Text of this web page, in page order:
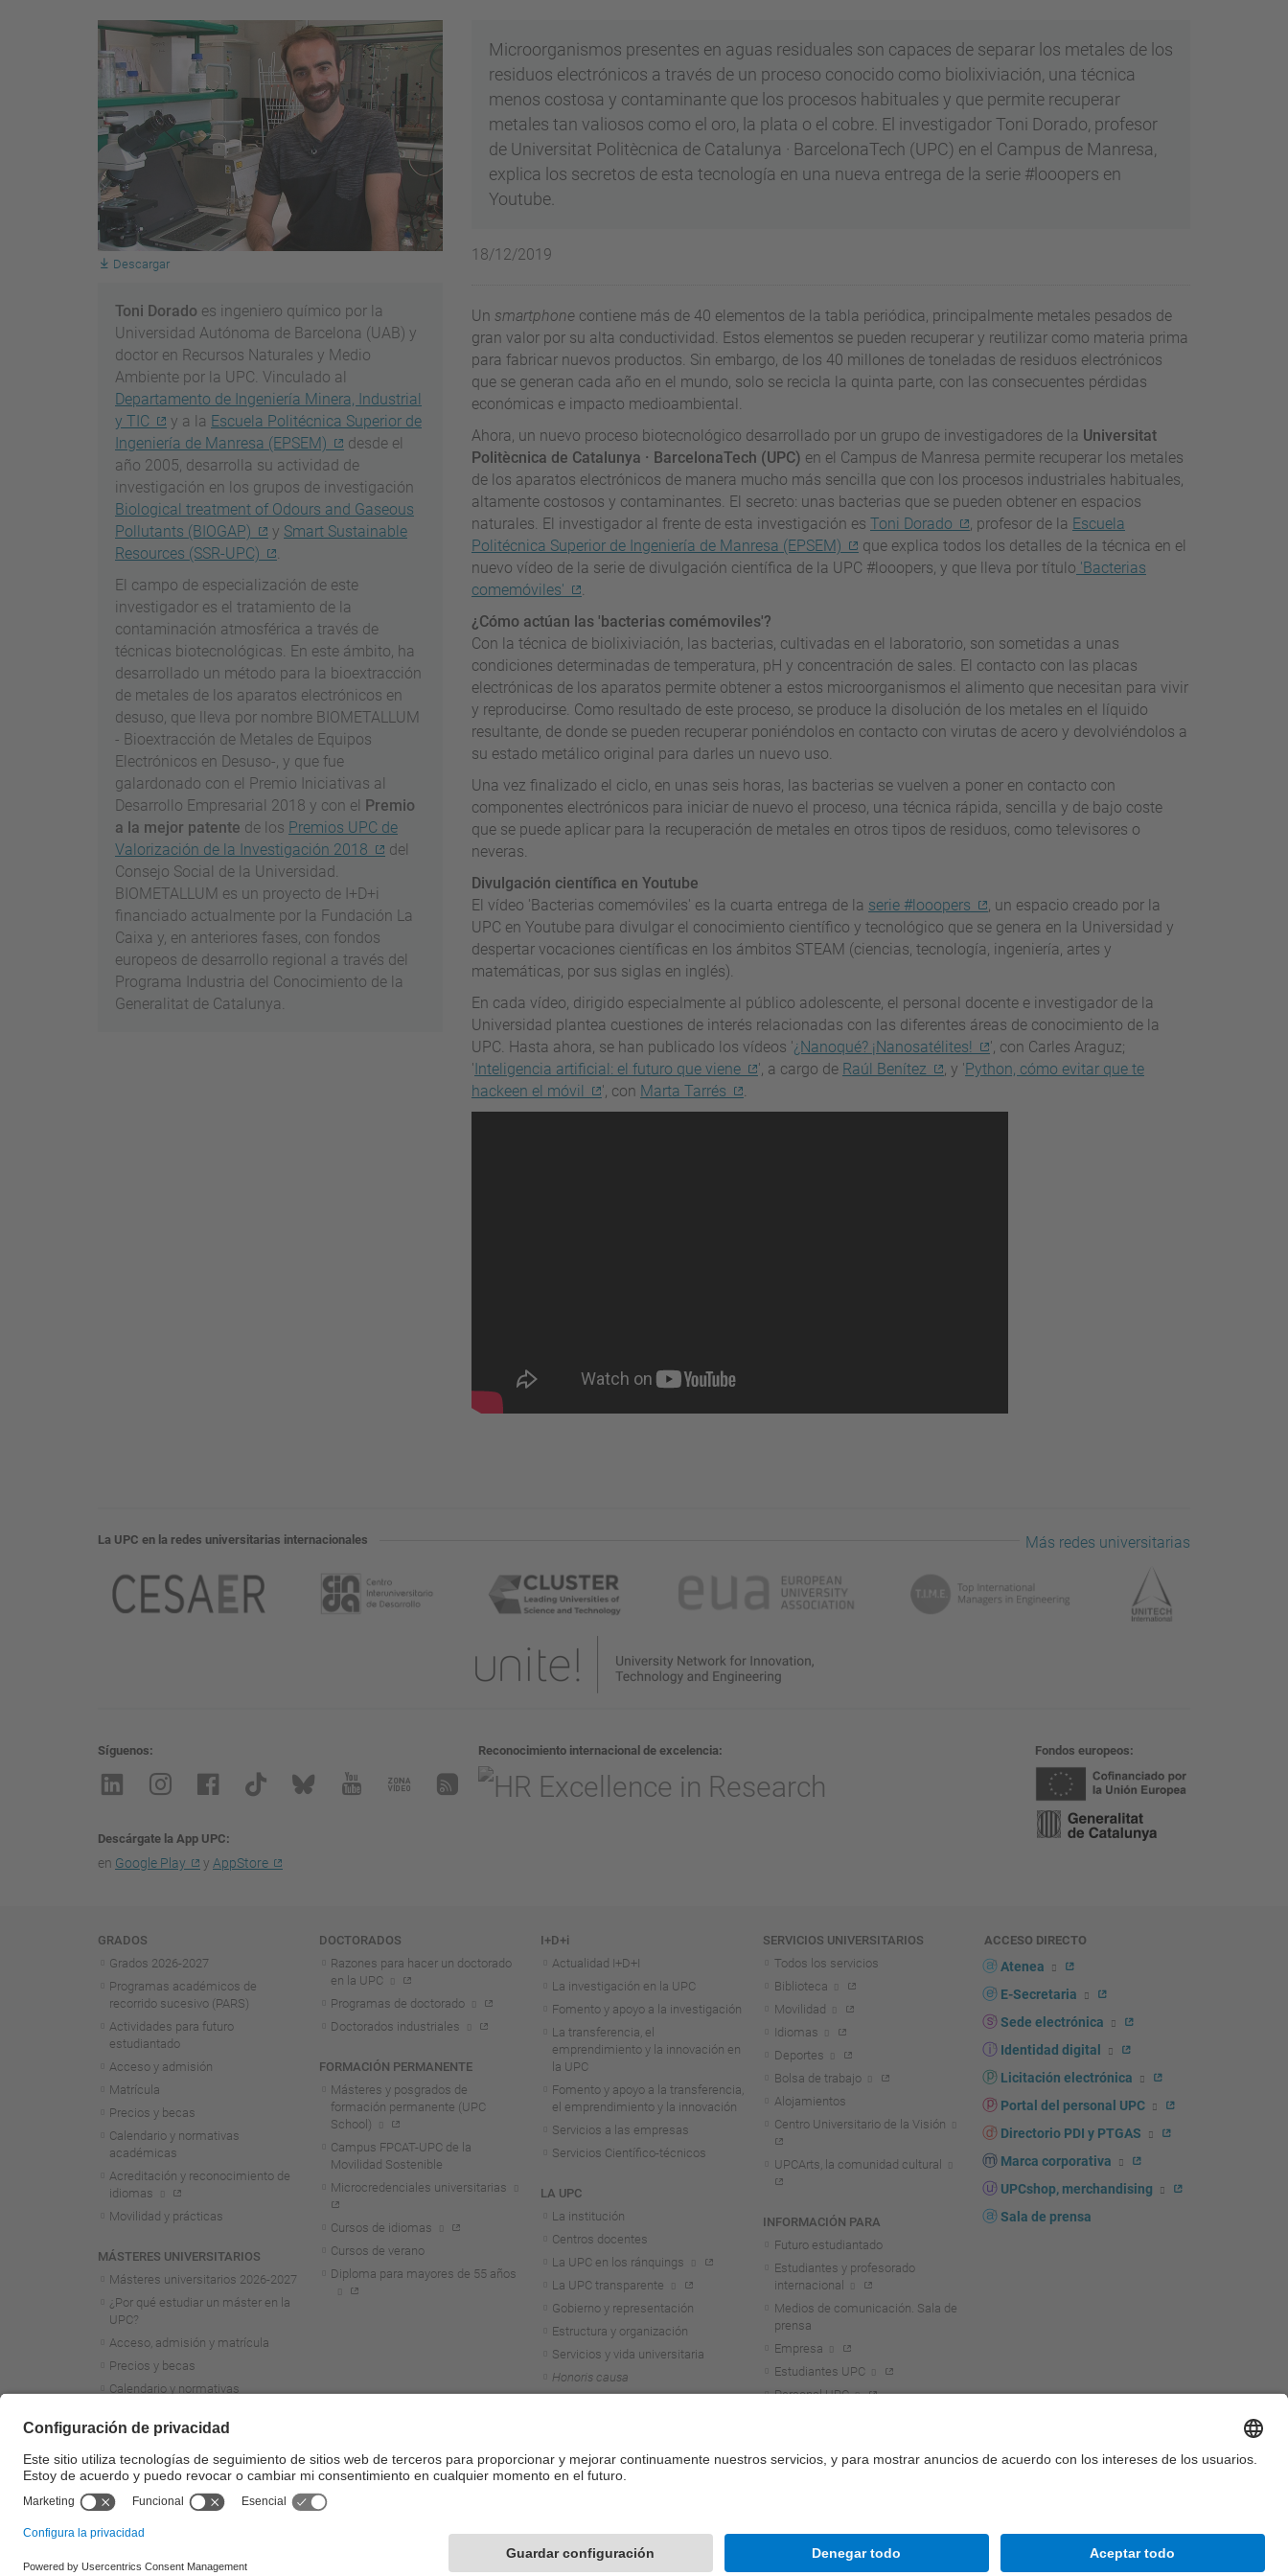
Descargar
Toni Dorado es ingeniero químico por la
Universidad Autónoma de Barcelona (UAB) y
doctor en Recursos Naturales y Medio
Ambiente por la UPC. Vinculado al
Departamento de Ingeniería Minera, Industrial
y TIC
y a la Escuela Politécnica Superior de
Ingeniería de Manresa (EPSEM)
desde el
año 2005, desarrolla su actividad de
investigación en los grupos de investigación
Biological treatment of Odours and Gaseous
Pollutants (BIOGAP)
y Smart Sustainable
Resources (SSR-UPC)
El campo de especialización de este
investigador es el tratamiento de la
contaminación atmosférica a través de
técnicas biotecnológicas. En este ámbito, ha
desarrollado un método para la bioextracción
de metales de los aparatos electrónicos en
desuso, que lleva por nombre BIOMETALLUM
- Bioextracción de Metales de Equipos
Electrónicos en Desuso-, y que fue
galardonado con el Premio Iniciativas al
Desarrollo Empresarial 2018 y con el Premio
a la mejor patente de los Premios UPC de
Valorización de la Investigación 2018
del
Consejo Social de la Universidad.
BIOMETALLUM es un proyecto de I+D+i
financiado actualmente por la Fundación La
Caixa y, en anteriores fases, con fondos
europeos de desarrollo regional a través del
Programa Industria del Conocimiento de la
Generalitat de Catalunya.
Microorganismos presentes en aguas residuales son capaces de separar los metales de los
residuos electrónicos a través de un proceso conocido como biolixiviación, una técnica
menos costosa y contaminante que los procesos habituales y que permite recuperar
metales tan valiosos como el oro, la plata o el cobre. El investigador Toni Dorado, profesor
de Universitat Politècnica de Catalunya · BarcelonaTech (UPC) en el Campus de Manresa,
explica los secretos de esta tecnología en una nueva entrega de la serie #looopers en
Youtube.
18/12/2019
Un smartphonecontiene más de 40 elementos de la tabla periódica, principalmente metales pesados de
gran valor por su alta conductividad. Estos elementos se pueden recuperar y reutilizar como materia prima
para fabricar nuevos productos. Sin embargo, de los 40 millones de toneladas de residuos electrónicos
que se generan cada año en el mundo, solo se recicla la quinta parte, con las consecuentes pérdidas
económicas e impacto medioambiental.
Ahora, un nuevo proceso biotecnológico desarrollado por un grupo de investigadores de la Universitat
Politècnica de Catalunya · BarcelonaTech (UPC) en el Campus de Manresa permite recuperar los metales
de los aparatos electrónicos de manera mucho más sencilla que con los procesos industriales habituales,
altamente costosos y contaminantes. El secreto: unas bacterias que se pueden obtener en espacios
naturales. El investigador al frente de esta investigación es Toni Dorado , profesor de la Escuela
Politécnica Superior de Ingeniería de Manresa (EPSEM)
que explica todos los detalles de la técnica en el
nuevo vídeo de la serie de divulgación científica de la UPC #looopers, y que lleva por título 'Bacterias
comemóviles'
.
¿Cómo actúan las 'bacterias comémoviles'?
Con la técnica de biolixiviación, las bacterias, cultivadas en el laboratorio, son sometidas a unas
condiciones determinadas de temperatura, pH y concentración de sales. El contacto con las placas
electrónicas de los aparatos permite obtener a estos microorganismos el alimento que necesitan para vivir
y reproducirse. Como resultado de este proceso, se produce la disolución de los metales en el líquido
resultante, de donde se pueden recuperar poniéndolos en contacto con virutas de acero y devolviéndolos a
su estado metálico original para darles un nuevo uso.
Una vez finalizado el ciclo, en unas seis horas, las bacterias se vuelven a poner en contacto con
componentes electrónicos para iniciar de nuevo el proceso, una técnica rápida, sencilla y de bajo coste
que se puede aplicar para la recuperación de metales en otros tipos de residuos, como televisores o
neveras.
Divulgación científica en Youtube
El vídeo 'Bacterias comemóviles' es la cuarta entrega de la serie #looopers
, un espacio creado por la
UPC en Youtube para divulgar el conocimiento científico y tecnológico que se genera en la Universidad y
despertar vocaciones científicas en los ámbitos STEAM (ciencias, tecnología, ingeniería, artes y
matemáticas, por sus siglas en inglés).
En cada vídeo, dirigido especialmente al público adolescente, el personal docente e investigador de la
Universidad plantea cuestiones de interés relacionadas con las diferentes áreas de conocimiento de la
UPC. Hasta ahora, se han publicado los vídeos '¿Nanoqué? ¡Nanosatélites!
', con Carles Araguz;
' Inteligencia artificial: el futuro que viene ', a cargo de Raúl Benítez , y 'Python, cómo evitar que te
hackeen el móvil
', con Marta Tarrés .
La UPC en la redes universitarias internacionales Más redes universitarias
Síguenos
Descárgate la App UPC
en Google Play y AppStore
Reconocimiento internacional de excelencia Fondos europeos
Navegación
GRADOS
Grados 2026-2027
Programas académicos de
recorrido sucesivo (PARS)
Actividades para futuro
estudiantado
Acceso y admisión
Matrícula
Precios y becas
Calendario y normativas
académicas
Acreditación y reconocimiento de
idiomas
Movilidad y prácticas
MÁSTERES UNIVERSITARIOS
Másteres universitarios 2026-2027
¿Por qué estudiar un máster en la
UPC?
Acceso, admisión y matrícula
Precios y becas
Calendario y normativas
Acreditación y reconocimiento de
Movilidad y prácticas
Másteres de formación
permanente
DOCTORADOS
Razones para hacer un doctorado
en la UPC
Programas de doctorado
Doctorados industriales
FORMACIÓN PERMANENTE
Másteres y posgrados de
formación permanente (UPC
School)
Campus FPCAT-UPC de la
Movilidad Sostenible
Microcredenciales universitarias
Cursos de idiomas
Cursos de verano
Diploma para mayores de 55 años
I+D+i
Actualidad I+D+I
La investigación en la UPC
Fomento y apoyo a la investigación
La transferencia, el
emprendimiento y la innovación en
la UPC
Fomento y apoyo a la transferencia,
el emprendimiento y la innovación
Servicios a las empresas
Servicios Científico-técnicos
LA UPC
La institución
Centros docentes
La UPC en los ránquings
La UPC transparente
Gobierno y representación
Estructura y organización
Servicios y vida universitaria
Honoris causa
SERVICIOS UNIVERSITARIOS
Todos los servicios
Biblioteca
Movilidad
Idiomas
Deportes
Bolsa de trabajo
Alojamientos
Centro Universitario de la Visión
UPCArts, la comunidad cultural
INFORMACIÓN PARA
Futuro estudiantado
Estudiantes y profesorado
internacional
Medios de comunicación. Sala de
prensa
Empresa
Estudiantes UPC
Personal UPC
ACCESO DIRECTO
Atenea
E-Secretaria
Sede electrónica
Identidad digital
Licitación electrónica
Portal del personal UPC
Directorio PDI y PTGAS
Marca corporativa
UPCshop, merchandising
Sala de prensa
© UPC Universitat Politècnica de Catalunya - BarcelonaTech Contacto Mapa del web Accesibilidad Aviso legal Configuración de privacidad